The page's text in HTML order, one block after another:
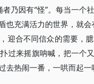
者乃因有“怪”。每当一
也充满活力的世界，就会
迎合不同信众的需要，
过来摇旗呐喊，把一个
热闹一番，一哄而起一